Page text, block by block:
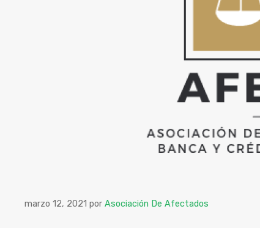
marzo 12, 2021 por Asociación De Afectados